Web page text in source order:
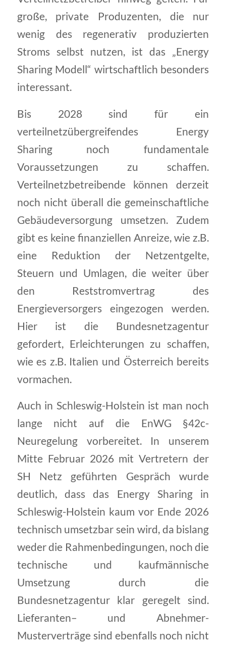
große, private Produzenten, die nur
wenig des regenerativ produzierten
Stroms selbst nutzen, ist das „Energy
Sharing Modell“ wirtschaftlich besonders
interessant.
Bis 2028 sind für ein
verteilnetzübergreifendes Energy
Sharing noch fundamentale
Voraussetzungen zu schaffen.
Verteilnetzbetreibende können derzeit
noch nicht überall die gemeinschaftliche
Gebäudeversorgung umsetzen. Zudem
gibt es keine finanziellen Anreize, wie z.B.
eine Reduktion der Netzentgelte,
Steuern und Umlagen, die weiter über
den Reststromvertrag des
Energieversorgers eingezogen werden.
Hier ist die Bundesnetzagentur
gefordert, Erleichterungen zu schaffen,
wie es z.B. Italien und Österreich bereits
vormachen.
Auch in Schleswig-Holstein ist man noch
lange nicht auf die EnWG §42c-
Neuregelung vorbereitet. In unserem
Mitte Februar 2026 mit Vertretern der
SH Netz geführten Gespräch wurde
deutlich, dass das Energy Sharing in
Schleswig-Holstein kaum vor Ende 2026
technisch umsetzbar sein wird, da bislang
weder die Rahmenbedingungen, noch die
technische und kaufmännische
Umsetzung durch die
Bundesnetzagentur klar geregelt sind.
Lieferanten– und Abnehmer-
Musterverträge sind ebenfalls noch nicht